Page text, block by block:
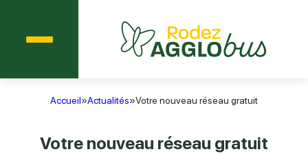
Accueil»Actualités»Votre nouveau réseau gratuit
Votre nouveau réseau gratuit